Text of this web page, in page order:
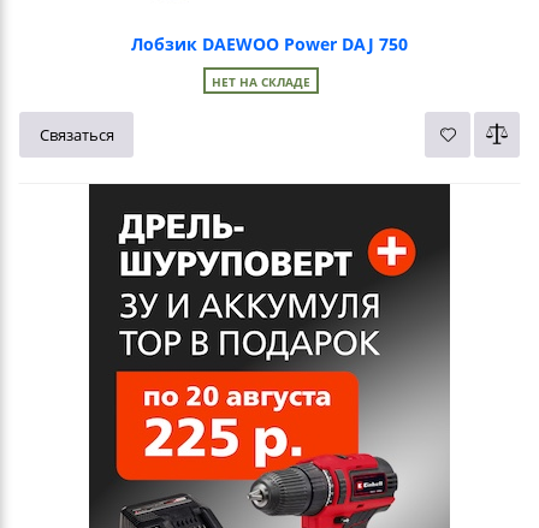
Лобзик DAEWOO Power DAJ 750
НЕТ НА СКЛАДЕ
Связаться